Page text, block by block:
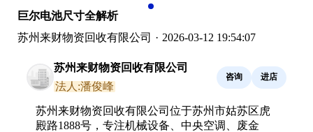
巨尔电池尺寸全解析
苏州来财物资回收有限公司 · 2026-03-12 19:54:07
苏州来财物资回收有限公司
法人:潘俊峰
咨询 进店
苏州来财物资回收有限公司位于苏州市姑苏区虎
殿路1888号，专注机械设备、中央空调、废金